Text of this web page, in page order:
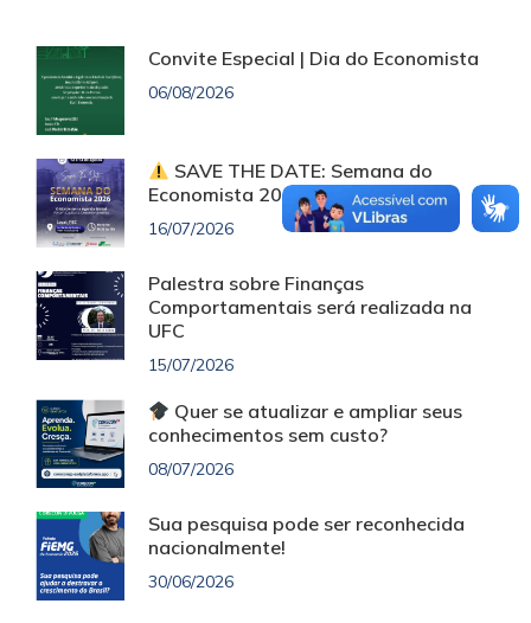
Convite Especial | Dia do Economista
06/08/2026
SAVE THE DATE: Semana do
Economista 2026!
16/07/2026
Palestra sobre Finanças
Comportamentais será realizada na
UFC
15/07/2026
Quer se atualizar e ampliar seus
conhecimentos sem custo?
08/07/2026
Sua pesquisa pode ser reconhecida
nacionalmente!
30/06/2026